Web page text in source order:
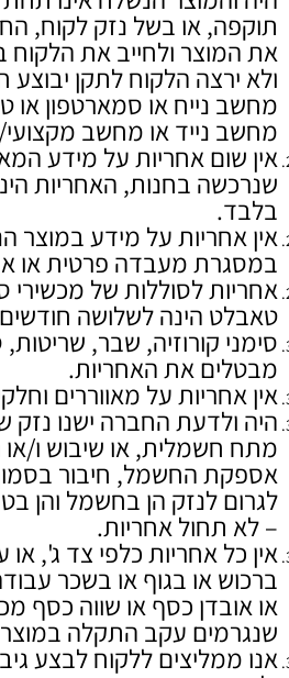
תוקפה, או בשל נזק לקוח,
את המוצר ולחייב את הלקוח
ולא ירצה הלקוח לתקן יבוצע
מחשב נייד או מחשב מקצועי/
אין שום אחריות על מידע
שנרכשה בחנות, האחריות
בלבד.
אין אחריות על מידע במוצר
במסגרת מעבדה פרטית או
אחריות לסוללות של מכשירי
טאבלט הינה לשלושה
סימני קורוזיה, שבר,
מבטלים את האחריות.
אין אחריות על מאווררים
היה ולדעת החברה ישנו
מתח חשמלית, או שיבוש ו/
אספקת החשמל, חיבור
לגרום לנזק הן בחשמל והן
– לא תחול אחריות.
אין כל אחריות כלפי צד ג', או
ברכוש או בגוף או בשכר
או אובדן כסף או שווה כסף
שנגרמים עקב התקלה
אנו ממליצים ללקוח לבצע